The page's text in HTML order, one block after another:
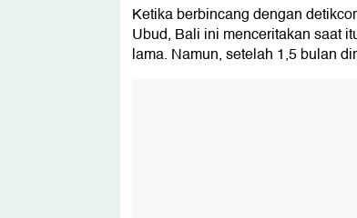
Ketika berbincang dengan
Ubud, Bali ini menceritakan saat
lama. Namun, setelah 1,5 bulan